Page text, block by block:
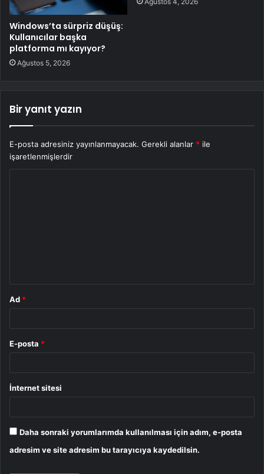
Windows’ta sürpriz düşüş:
Kullanıcılar başka
platforma mı kayıyor?
Ağustos 5, 2026
Bir yanıt yazın
E-posta adresiniz yayınlanmayacak. Gerekli alanlar * ile
işaretlenmişlerdir
Ad *
E-posta *
İnternet sitesi
Daha sonraki yorumlarımda kullanılması için adım, e-posta
adresim ve site adresim bu tarayıcıya kaydedilsin.